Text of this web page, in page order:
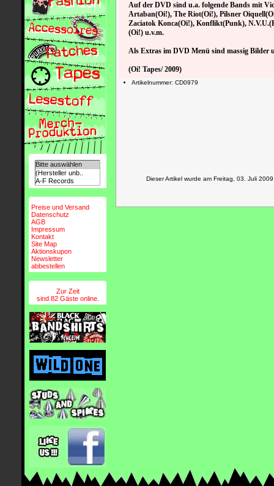
Preise und Versand
Datenschutz
AGB
Impressum
Kontakt
Site Map
Aktionskupon
Newsletter
abbestellen
Zur Zeit
sind 82 Gäste online.
Auf der DVD sind u.a. folgende Bands mit
Artaban(Oi!), The Riot(Oi!), Pilsner
Zaciatok Konca(Oi!), Konflikt(Punk),
(Oi!) u.v.m.
Als Extras im DVD Menü sind massig Bilder
(Oi! Tapes/ 2009)
Artikelnummer: CD0979
Dieser Artikel wurde am Freitag, 03. Juli